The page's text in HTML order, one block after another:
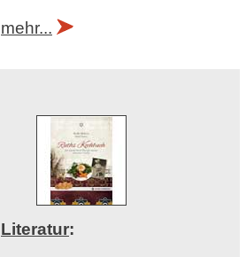
mehr...
Literatur: